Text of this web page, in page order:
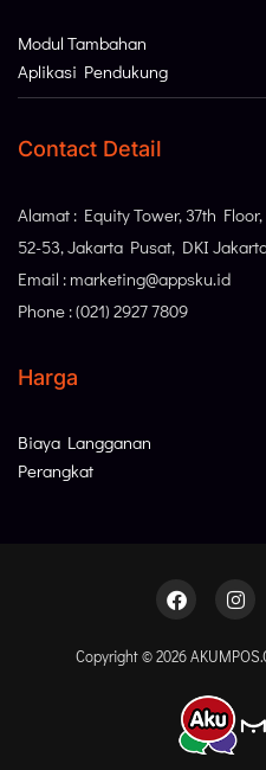
Modul Tambahan
Aplikasi Pendukung
Contact Detail
Alamat : Equity Tower, 37th
52-53, Jakarta Pusat, DKI
Email : marketing@appsku.id
Phone : (021) 2927 7809
Harga
Biaya Langganan
Perangkat
Copyright © 2026